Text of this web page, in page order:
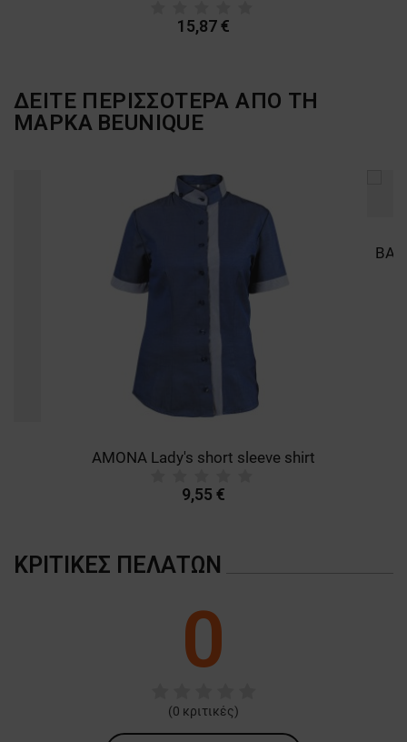
15,87 €
ΔΕΙΤΕ ΠΕΡΙΣΣΟΤΕΡΑ ΑΠΟ ΤΗ
ΜΑΡΚΑ BEUNIQUE
AMONA Lady's short sleeve shirt
9,55 €
ΚΡΙΤΙΚΈΣ ΠΕΛΑΤΏΝ
0
(0 κριτικές)